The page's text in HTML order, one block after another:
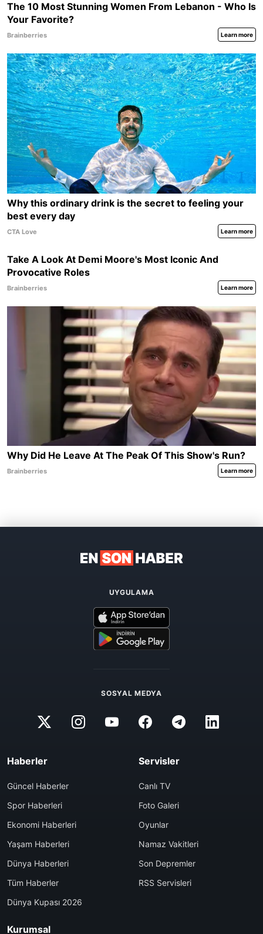
UYGULAMA
SOSYAL MEDYA
Haberler
Güncel Haberler
Spor Haberleri
Ekonomi Haberleri
Yaşam Haberleri
Dünya Haberleri
Tüm Haberler
Dünya Kupası 2026
Servisler
Canlı TV
Foto Galeri
Oyunlar
Namaz Vakitleri
Son Depremler
RSS Servisleri
Kurumsal